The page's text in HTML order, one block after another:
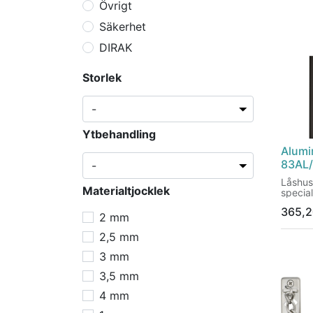
Övrigt
Säkerhet
DIRAK
Storlek
Ytbehandling
Materialtjocklek
2 mm
2,5 mm
3 mm
3,5 mm
4 mm